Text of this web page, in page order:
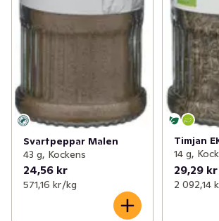
Svartpeppar Malen
43 g, Kockens
24,56 kr
571,16 kr /kg
Timjan
14 g,
29,29 kr
2 092,14